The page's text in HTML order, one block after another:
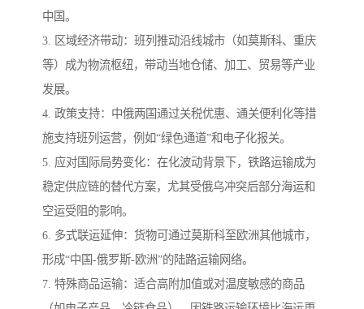
中国。
3. 区域经济带动：班列推动沿线城市（如莫斯科、重庆
等）成为物流枢纽，带动当地仓储、加工、贸易等产业
发展。
4. 政策支持：中俄两国通过关税优惠、通关便利化等措
施支持班列运营，例如“绿色通道”和电子化报关。
5. 应对国际局势变化：在化波动背景下，铁路运输成为
稳定供应链的替代方案，尤其受俄乌冲突后部分海运和
空运受阻的影响。
6. 多式联运延伸：货物可通过莫斯科至欧洲其他城市，
形成“中国-俄罗斯-欧洲”的陆路运输网络。
7. 特殊商品运输：适合高附加值或对温度敏感的商品